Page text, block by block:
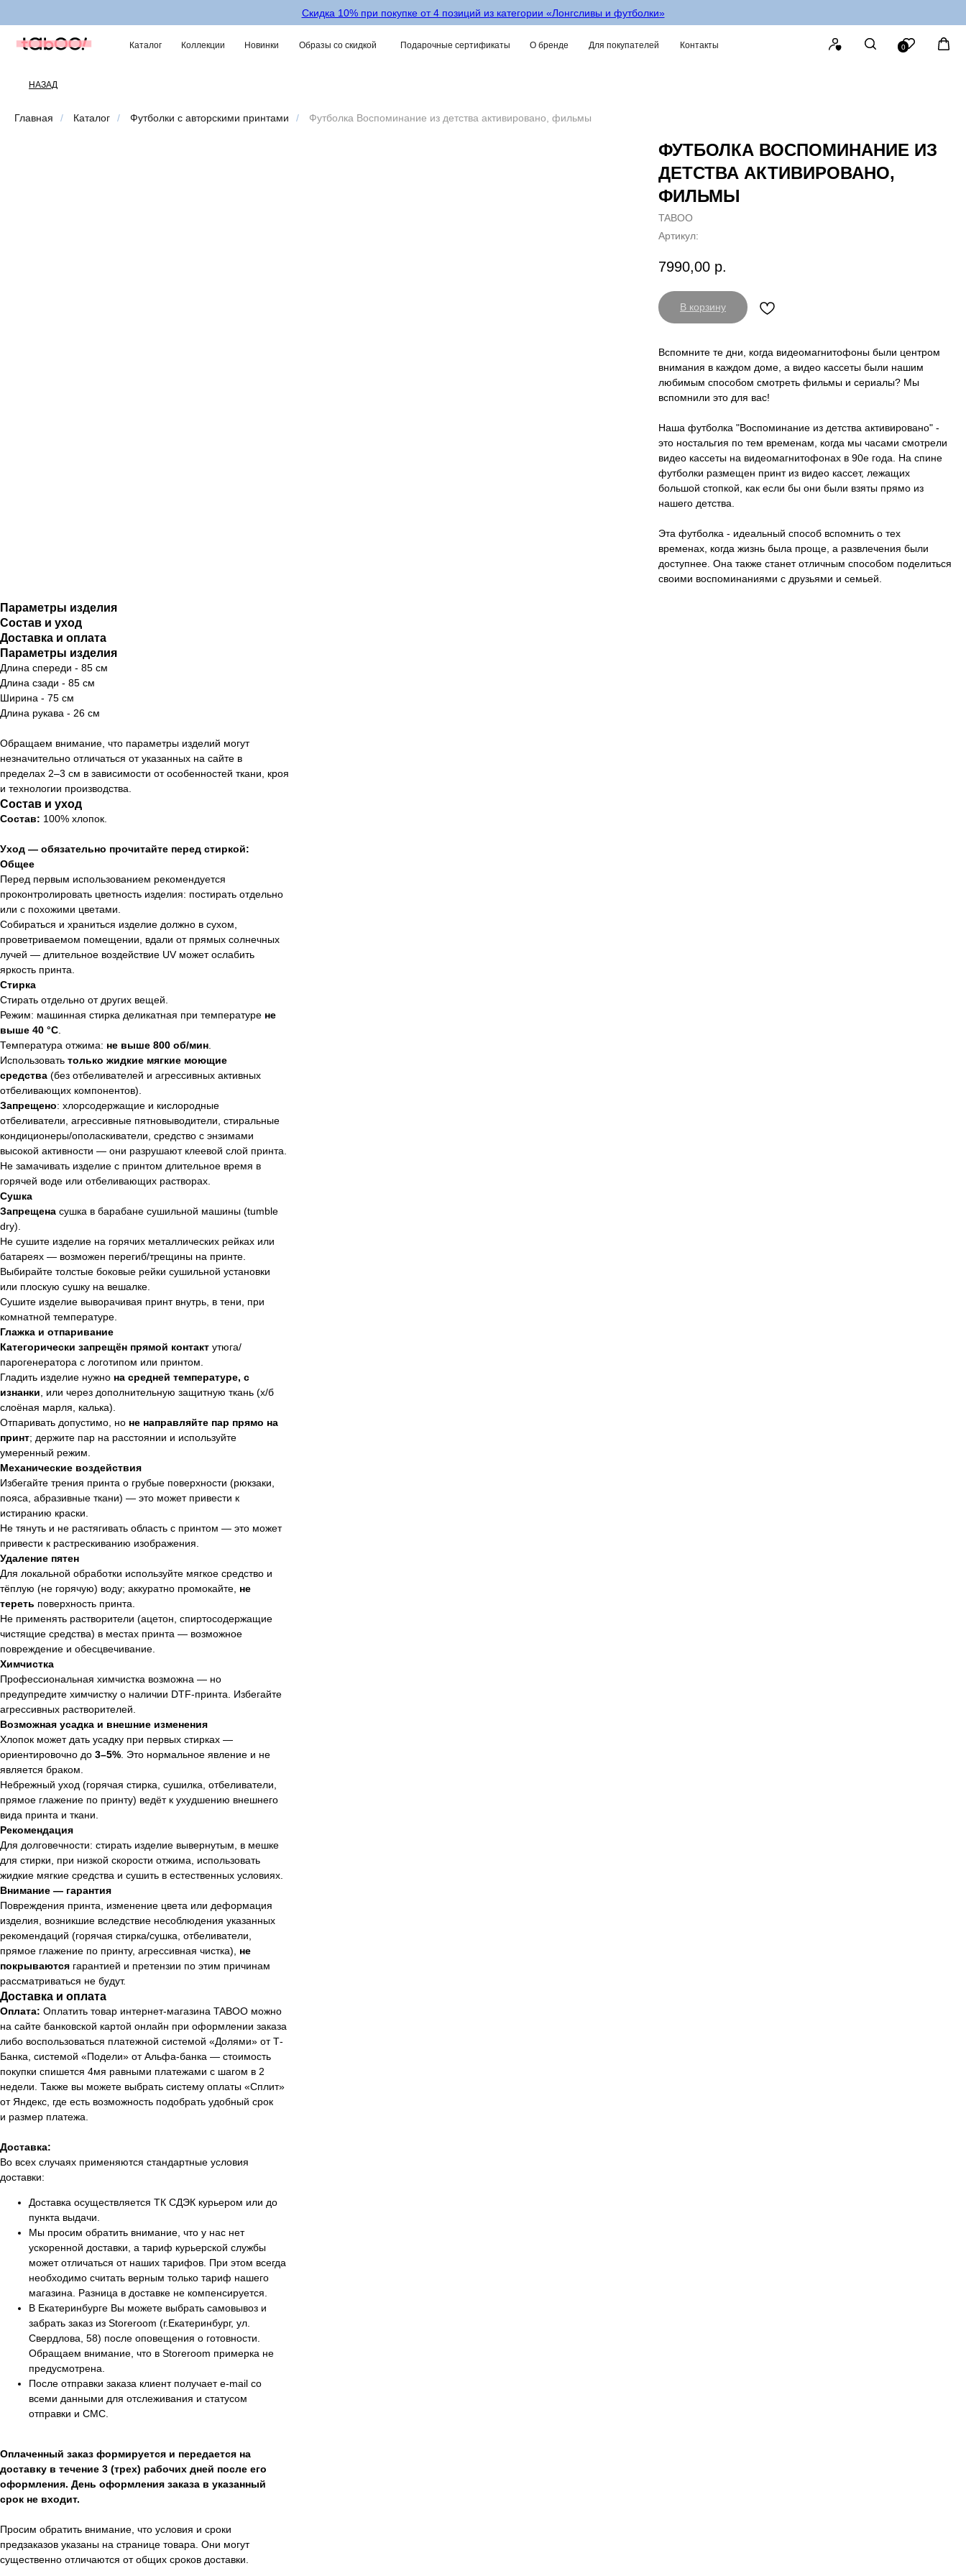
Скидка 10% при покупке от 4 позиций из категории «‎Лонгсливы и футболки»
0
Каталог Новинки Образы со скидкой О бренде Для покупателей Контакты
Подарочные сертификаты
Коллекции
НАЗАД
Главная / Каталог / Футболки с авторскими принтами / Футболка Воспоминание из детства активировано, фильмы
ФУТБОЛКА ВОСПОМИНАНИЕ ИЗ
ДЕТСТВА АКТИВИРОВАНО,
ФИЛЬМЫ
TABOO
Артикул:
7990,00 р.
В корзину
Вспомните те дни, когда видеомагнитофоны были центром
внимания в каждом доме, а видео кассеты были нашим
любимым способом смотреть фильмы и сериалы? Мы
вспомнили это для вас!
Наша футболка "Воспоминание из детства активировано" -
это ностальгия по тем временам, когда мы часами смотрели
видео кассеты на видеомагнитофонах в 90е года. На спине
футболки размещен принт из видео кассет, лежащих
большой стопкой, как если бы они были взяты прямо из
нашего детства.
Эта футболка - идеальный способ вспомнить о тех
временах, когда жизнь была проще, а развлечения были
доступнее. Она также станет отличным способом поделиться
своими воспоминаниями с друзьями и семьей.
Параметры изделия
Состав и уход
Доставка и оплата
Параметры изделия
Длина спереди - 85 см
Длина сзади - 85 см
Ширина - 75 см
Длина рукава - 26 см
Обращаем внимание, что параметры изделий могут
незначительно отличаться от указанных на сайте в
пределах 2–3 см в зависимости от особенностей ткани, кроя
и технологии производства.
Состав и уход
Состав: 100% хлопок.
Уход — обязательно прочитайте перед стиркой:
Общее
Перед первым использованием рекомендуется
проконтролировать цветность изделия: постирать отдельно
или с похожими цветами.
Собираться и храниться изделие должно в сухом,
проветриваемом помещении, вдали от прямых солнечных
лучей — длительное воздействие UV может ослабить
яркость принта.
Стирка
Стирать отдельно от других вещей.
Режим: машинная стирка деликатная при температуре не
выше 40 °C
Температура отжима: не выше 800 об/мин
Использовать только жидкие мягкие моющие
средства (без отбеливателей и агрессивных активных
отбеливающих компонентов).
Запрещено: хлорсодержащие и кислородные
отбеливатели, агрессивные пятновыводители, стиральные
кондиционеры/ополаскиватели, средство с энзимами
высокой активности — они разрушают клеевой слой принта.
Не замачивать изделие с принтом длительное время в
горячей воде или отбеливающих растворах.
Сушка
Запрещена сушка в барабане сушильной машины (tumble
dry).
Не сушите изделие на горячих металлических рейках или
батареях — возможен перегиб/трещины на принте.
Выбирайте толстые боковые рейки сушильной установки
или плоскую сушку на вешалке.
Сушите изделие выворачивая принт внутрь, в тени, при
комнатной температуре.
Глажка и отпаривание
Категорически запрещён прямой контакт утюга/
парогенератора с логотипом или принтом.
Гладить изделие нужно на средней температуре, с
изнанки , или через дополнительную защитную ткань (х/б
слоёная марля, калька).
Отпаривать допустимо, но не направляйте пар прямо на
принт; держите пар на расстоянии и используйте
умеренный режим.
Механические воздействия
Избегайте трения принта о грубые поверхности (рюкзаки,
пояса, абразивные ткани) — это может привести к
истиранию краски.
Не тянуть и не растягивать область с принтом — это может
привести к растрескиванию изображения.
Удаление пятен
Для локальной обработки используйте мягкое средство и
тёплую (не горячую) воду; аккуратно промокайте, не
тереть поверхность принта.
Не применять растворители (ацетон, спиртосодержащие
чистящие средства) в местах принта — возможное
повреждение и обесцвечивание.
Химчистка
Профессиональная химчистка возможна — но
предупредите химчистку о наличии DTF-принта. Избегайте
агрессивных растворителей.
Возможная усадка и внешние изменения
Хлопок может дать усадку при первых стирках —
ориентировочно до 3–5% . Это нормальное явление и не
является браком.
Небрежный уход (горячая стирка, сушилка, отбеливатели,
прямое глажение по принту) ведёт к ухудшению внешнего
вида принта и ткани.
Рекомендация
Для долговечности: стирать изделие вывернутым, в мешке
для стирки, при низкой скорости отжима, использовать
жидкие мягкие средства и сушить в естественных условиях.
Внимание — гарантия
Повреждения принта, изменение цвета или деформация
изделия, возникшие вследствие несоблюдения указанных
рекомендаций (горячая стирка/сушка, отбеливатели,
прямое глажение по принту, агрессивная чистка), не
покрываются гарантией и претензии по этим причинам
рассматриваться не будут.
Доставка и оплата
Оплата: Оплатить товар интернет-магазина TABOO можно
на сайте банковской картой онлайн при оформлении заказа
либо воспользоваться платежной системой «Долями» от Т-
Банка, системой «Подели» от Альфа-банка — стоимость
покупки спишется 4мя равными платежами с шагом в 2
недели. Также вы можете выбрать систему оплаты «Сплит»
от Яндекс, где есть возможность подобрать удобный срок
и размер платежа.
Доставка:
Во всех случаях применяются стандартные условия
доставки:
Доставка осуществляется ТК СДЭК курьером или до
пункта выдачи.
Мы просим обратить внимание, что у нас нет
ускоренной доставки, а тариф курьерской службы
может отличаться от наших тарифов. При этом всегда
необходимо считать верным только тариф нашего
магазина. Разница в доставке не компенсируется.
В Екатеринбурге Вы можете выбрать самовывоз и
забрать заказ из Storeroom (г.Екатеринбург, ул.
Свердлова, 58) после оповещения о готовности.
Обращаем внимание, что в Storeroom примерка не
предусмотрена.
После отправки заказа клиент получает e-mail со
всеми данными для отслеживания и статусом
отправки и СМС.
Оплаченный заказ формируется и передается на
доставку в течение 3 (трех) рабочих дней после его
оформления. День оформления заказа в указанный
срок не входит.
Просим обратить внимание, что условия и сроки
предзаказов указаны на странице товара. Они могут
существенно отличаются от общих сроков доставки.